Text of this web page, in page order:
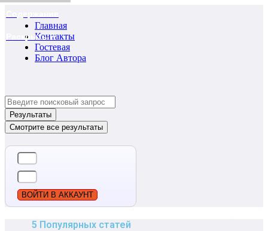
Главная
Контакты
Гостевая
Блог Автора
Search
...Результаты
Смотрите все результаты
ВОЙТИ В АККАУНТ
Раскрыть ?
5 Популярных статей